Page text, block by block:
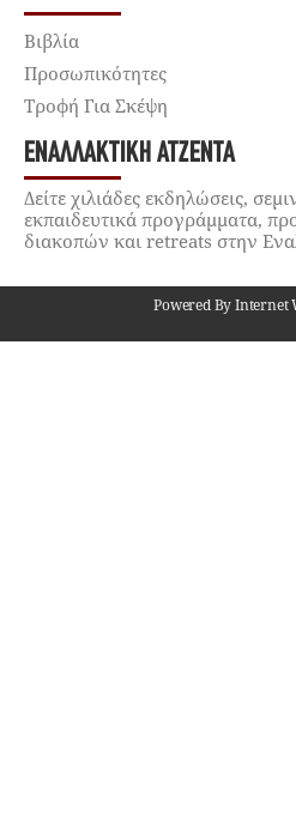
Βιβλία
Προσωπικότητες
Τροφή Για Σκέψη
ΕΝΑΛΛΑΚΤΙΚΉ ΑΤΖΈΝΤΑ
Δείτε χιλιάδες εκδηλώσεις,
εκπαιδευτικά προγράμματα,
διακοπών και retreats στην
Powered By Internet